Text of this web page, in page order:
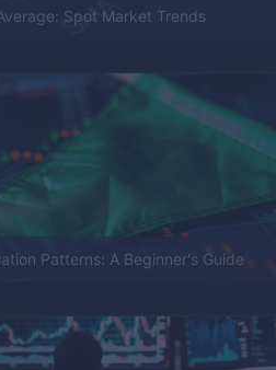
Spot Market Trends
Patterns: A Beginner's Guide